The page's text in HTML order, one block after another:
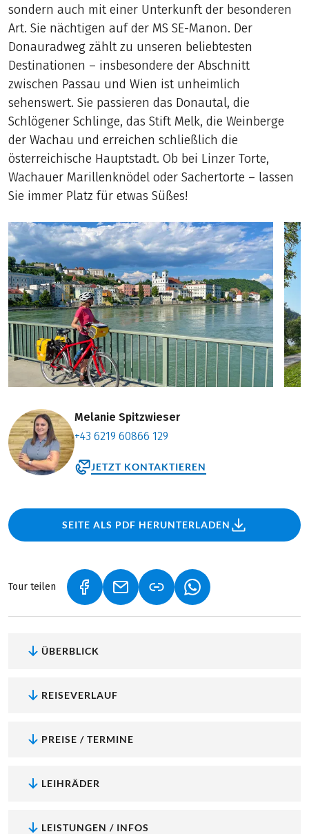
sondern auch mit einer Unterkunft der besonderen
Art. Sie nächtigen auf der MS SE-Manon. Der
Donauradweg zählt zu unseren beliebtesten
Destinationen – insbesondere der Abschnitt
zwischen Passau und Wien ist unheimlich
sehenswert. Sie passieren das Donautal, die
Schlögener Schlinge, das Stift Melk, die Weinberge
der Wachau und erreichen schließlich die
österreichische Hauptstadt. Ob bei Linzer Torte,
Wachauer Marillenknödel oder Sachertorte – lassen
Sie immer Platz für etwas Süßes!
Melanie Spitzwieser
+43 6219 60866 129
JETZT KONTAKTIEREN
SEITE ALS PDF HERUNTERLADEN
Tour teilen (LINK ÖFFNET IN NEUEM TAB)
(LINK ÖFFNET IN NEUEM TAB)
(LINK ÖFFNET IN
ÜBERBLICK
REISEVERLAUF
PREISE / TERMINE
LEIHRÄDER
LEISTUNGEN / INFOS